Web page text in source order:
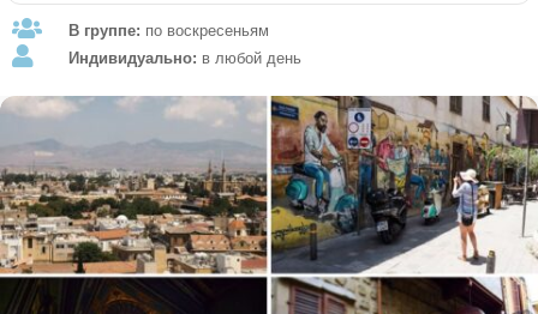
 В группе: по воскресеньям
 Индивидуально: в любой день